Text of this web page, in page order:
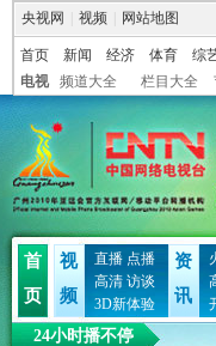
央视网 视频 网站地图
首页 新闻 经济 体育 综
电视
频道大全 栏目大全
首
页
视
频
直播 点播
高清 访谈
3D新体验
资
讯
24小时播不停